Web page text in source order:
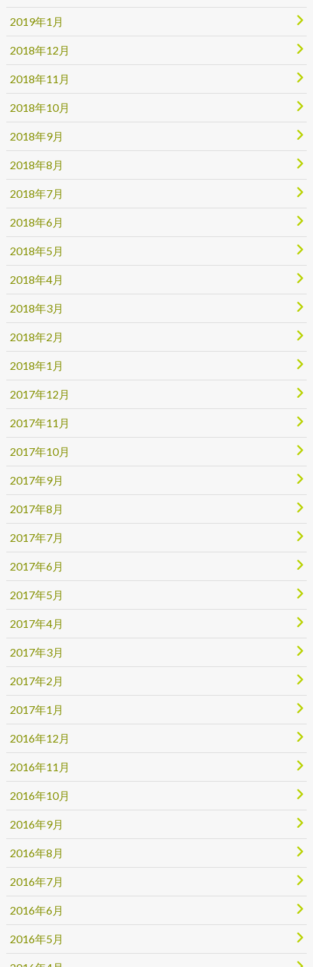
2019年1月
2018年12月
2018年11月
2018年10月
2018年9月
2018年8月
2018年7月
2018年6月
2018年5月
2018年4月
2018年3月
2018年2月
2018年1月
2017年12月
2017年11月
2017年10月
2017年9月
2017年8月
2017年7月
2017年6月
2017年5月
2017年4月
2017年3月
2017年2月
2017年1月
2016年12月
2016年11月
2016年10月
2016年9月
2016年8月
2016年7月
2016年6月
2016年5月